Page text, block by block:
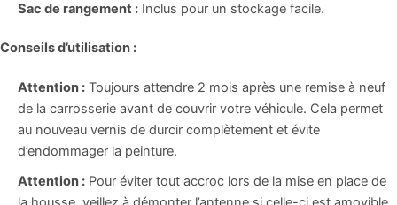
Sac de rangement : Inclus pour un stockage facile.
Conseils d’utilisation :
Attention : Toujours attendre 2 mois après une remise à neuf
de la carrosserie avant de couvrir votre véhicule. Cela permet
au nouveau vernis de durcir complètement et évite
d’endommager la peinture.
Attention : Pour éviter tout accroc lors de la mise en place de